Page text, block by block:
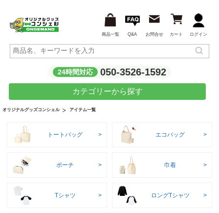
商品一覧 Q&A お問合せ カート ログイン
24時間対応 050-3526-1592
カテゴリーから探す
オリジナルグッズコンシェル アイテム一覧
トートバッグ エコバッグ
ポーチ 巾着
Tシャツ ロングTシャツ